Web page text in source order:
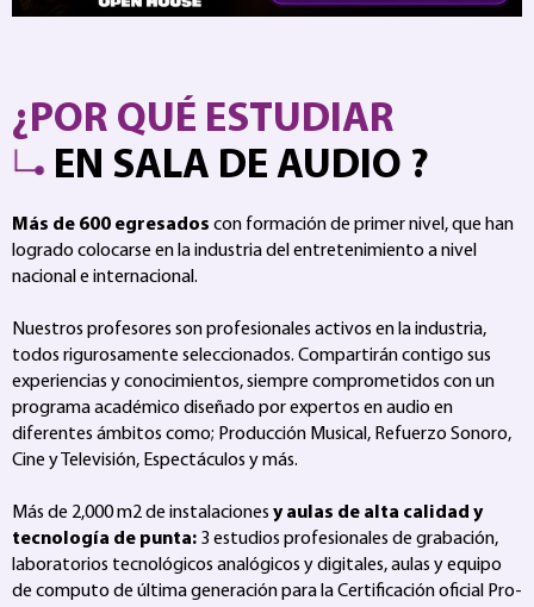
¿POR QUÉ ESTUDIAR
EN SALA DE AUDIO ?
Más de 600 egresados con formación de primer nivel, que han
logrado colocarse en la industria del entretenimiento a nivel
nacional e internacional.
Nuestros profesores son profesionales activos en la industria,
todos rigurosamente seleccionados. Compartirán contigo sus
experiencias y conocimientos, siempre comprometidos con un
programa académico diseñado por expertos en audio en
diferentes ámbitos como; Producción Musical, Refuerzo Sonoro,
Cine y Televisión, Espectáculos y más.
Más de 2,000 m2 de instalaciones y aulas de alta calidad y
tecnología de punta: 3 estudios profesionales de grabación,
laboratorios tecnológicos analógicos y digitales, aulas y equipo
de computo de última generación para la Certificación oficial Pro-